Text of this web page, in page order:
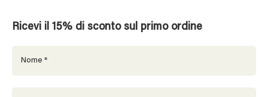
Ricevi il 15% di sconto sul primo ordine